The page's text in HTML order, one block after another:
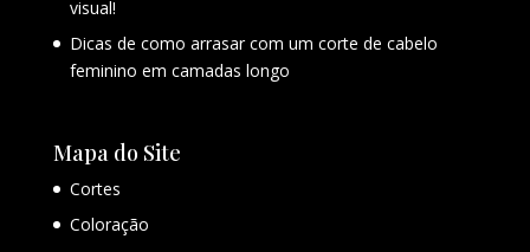
visual!
Dicas de como arrasar com um corte de cabelo
feminino em camadas longo
Mapa do Site
Cortes
Coloração